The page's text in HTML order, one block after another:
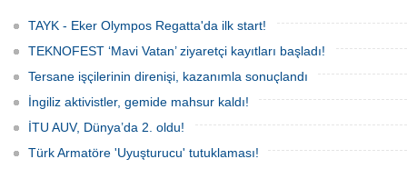
aralamış olabilir. Sıcak sularda
hareketsiz bekleyen binden fazla gemi,
istilacı deniz canlıları için devasa bir
üreme merkezine dönüşmüş durumda.
TAYK - Eker Olympos Regatta'da ilk start!
TEKNOFEST ‘Mavi Vatan’ ziyaretçi kayıtları başladı!
Tersane işçilerinin direnişi, kazanımla sonuçlandı
İngiliz aktivistler, gemide mahsur kaldı!
İTU AUV, Dünya’da 2. oldu!
Türk Armatöre 'Uyuşturucu' tutuklaması!